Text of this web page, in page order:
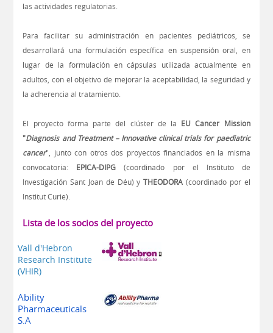
las actividades regulatorias.
Para facilitar su administración en pacientes pediátricos, se
desarrollará una formulación específica en suspensión oral, en
lugar de la formulación en cápsulas utilizada actualmente en
adultos, con el objetivo de mejorar la aceptabilidad, la seguridad y
la adherencia al tratamiento.
El proyecto forma parte del clúster de la EU Cancer Mission
"Diagnosis and Treatment – Innovative clinical trials for paediatric
cancer", junto con otros dos proyectos financiados en la misma
convocatoria: EPICA-DIPG (coordinado por el Instituto de
Investigación Sant Joan de Déu) yTHEODORA(coordinado por el
Institut Curie).
Lista de los socios del proyecto
Vall d'Hebron
Research Institute
(VHIR)
Ability
Pharmaceuticals
S.A